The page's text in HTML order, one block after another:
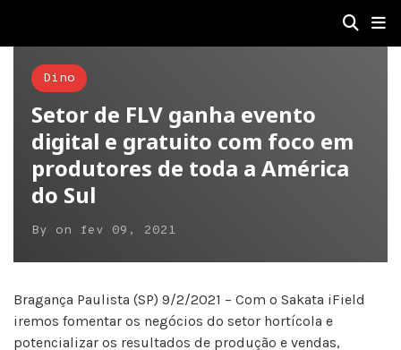
Dino
Setor de FLV ganha evento
digital e gratuito com foco em
produtores de toda a América
do Sul
By on fev 09, 2021
Bragança Paulista (SP) 9/2/2021 – Com o Sakata iField
iremos fomentar os negócios do setor hortícola e
potencializar os resultados de produção e vendas,